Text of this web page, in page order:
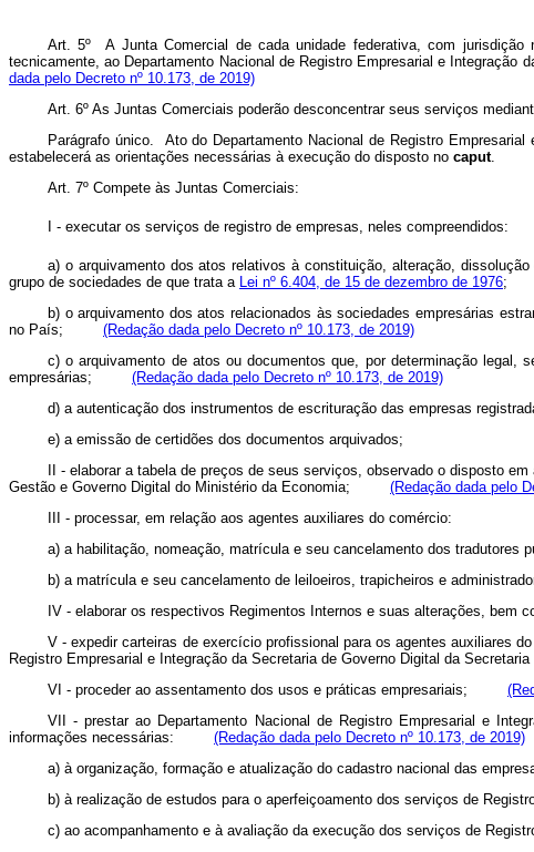
Art. 5º A Junta Comercial de cada unidade federativa, com jurisdição
tecnicamente, ao Departamento Nacional de Registro Empresarial e
dada pelo Decreto nº 10.173, de 2019)
Art. 6º As Juntas Comerciais poderão desconcentrar seus serviços
Parágrafo único. Ato do Departamento Nacional de Registro
estabelecerá as orientações necessárias à execução do disposto no caput.
Art. 7º Compete às Juntas Comerciais:
I - executar os serviços de registro de empresas, neles
a) o arquivamento dos atos relativos à constituição, alteração,
grupo de sociedades de que trata a Lei nº 6.404, de 15 de dezembro de 1976
b) o arquivamento dos atos relacionados às sociedades empresárias
no País; (Redação dada pelo Decreto nº 10.173, de 2019)
c) o arquivamento de atos ou documentos que, por determinação legal,
empresárias; (Redação dada pelo Decreto nº 10.173, de 2019)
d) a autenticação dos instrumentos de escrituração das empresas
e) a emissão de certidões dos documentos arquivados;
II - elaborar a tabela de preços de seus serviços, observado o disposto
Gestão e Governo Digital do Ministério da Economia; (Redação dada pelo
III - processar, em relação aos agentes auxiliares do comércio:
a) a habilitação, nomeação, matrícula e seu cancelamento dos tradutores
b) a matrícula e seu cancelamento de leiloeiros, trapicheiros e
IV - elaborar os respectivos Regimentos Internos e suas alterações, bem
V - expedir carteiras de exercício profissional para os agentes auxiliares
Registro Empresarial e Integração da Secretaria de Governo Digital da
VI - proceder ao assentamento dos usos e práticas empresariais;
VII - prestar ao Departamento Nacional de Registro Empresarial e
informações necessárias: (Redação dada pelo Decreto nº 10.173, de 2019)
a) à organização, formação e atualização do cadastro nacional das
b) à realização de estudos para o aperfeiçoamento dos serviços de
c) ao acompanhamento e à avaliação da execução dos serviços de